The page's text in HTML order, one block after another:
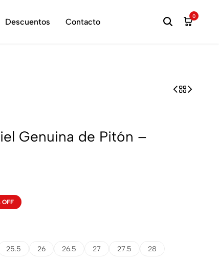
Descuentos Contacto
0
Genuina de Pitón –
OFF
25.5 26 26.5 27 27.5 28